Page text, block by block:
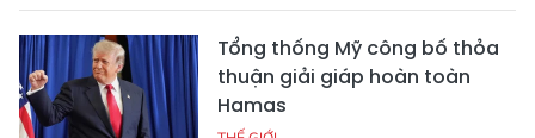
Tổng thống Mỹ công bố thỏa
thuận giải giáp hoàn toàn
Hamas